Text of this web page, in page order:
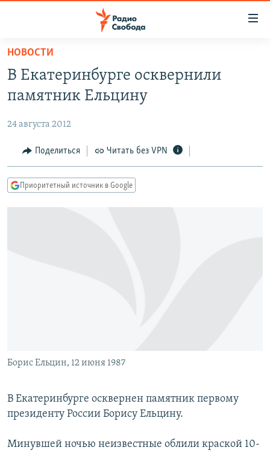
упрощенного
доступа
основному
Вернутся
главной
навигации
Вернутся
ПОДКАСТЫ
ЦИТАТЫ СВОБОДЫ
МНЕНИЯ
IDEL.РЕАЛИИ
Все сайты РСЕ/РС
НОВОСТИ
В Екатеринбурге осквернили
памятник Ельцину
24 августа 2012
Поделиться Читать без VPN
Приоритетный источник в Google
Борис Ельцин, 12 июня 1987
В Екатеринбурге осквернен памятник первому
президенту России Борису Ельцину.
Минувшей ночью неизвестные облили краской 10-